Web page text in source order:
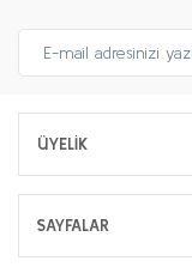
ÜYELİK
SAYFALAR